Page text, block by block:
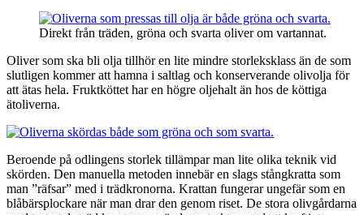
Direkt från träden, gröna och svarta oliver om vartannat.
Oliver som ska bli olja tillhör en lite mindre storleksklass än de som
slutligen kommer att hamna i saltlag och konserverande olivolja för
att ätas hela. Fruktköttet har en högre oljehalt än hos de köttiga
ätoliverna.
Beroende på odlingens storlek tillämpar man lite olika teknik vid
skörden. Den manuella metoden innebär en slags stångkratta som
man ”räfsar” med i trädkronorna. Krattan fungerar ungefär som en
blåbärsplockare när man drar den genom riset. De stora olivgårdarna